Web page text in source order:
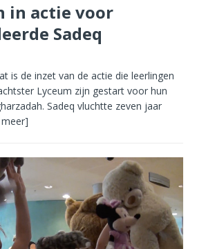
in actie voor
Sadeq
is de inzet van de actie die leerlingen
Lyceum zijn gestart voor hun
Sadeq vluchtte zeven jaar